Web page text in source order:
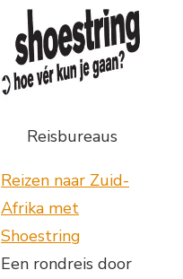
Reisbureaus
Reizen naar Zuid-
Afrika met
Shoestring
Een rondreis door